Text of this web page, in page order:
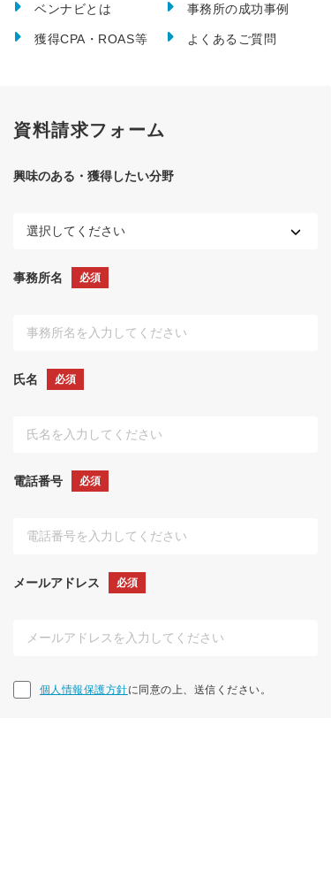
ベンナビとは 事務所の成功事例
獲得CPA・ROAS等 よくあるご質問
資料請求フォーム
興味のある・獲得したい分野
事務所名 必須
氏名 必須
電話番号 必須
メールアドレス 必須
個人情報保護方針に同意の上、送信ください。
個人情報保護方針に同意の上、送信ください。